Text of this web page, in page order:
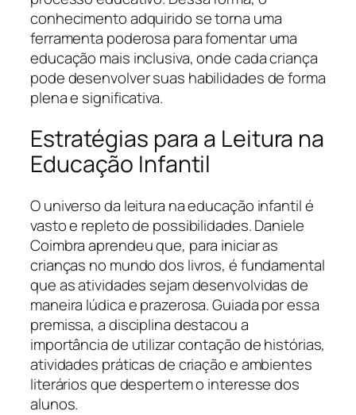
conhecimento adquirido se torna uma
ferramenta poderosa para fomentar uma
educação mais inclusiva, onde cada criança
pode desenvolver suas habilidades de forma
plena e significativa.
Estratégias para a Leitura na
Educação Infantil
O universo da leitura na educação infantil é
vasto e repleto de possibilidades. Daniele
Coimbra aprendeu que, para iniciar as
crianças no mundo dos livros, é fundamental
que as atividades sejam desenvolvidas de
maneira lúdica e prazerosa. Guiada por essa
premissa, a disciplina destacou a
importância de utilizar contação de histórias,
atividades práticas de criação e ambientes
literários que despertem o interesse dos
alunos.